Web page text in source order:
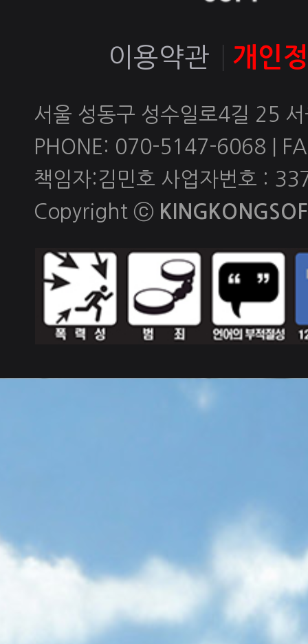
이용약관 개인
서울 성동구 성수일로4길 25
PHONE: 070-5147-6068 |
책임자:김민호 사업자번호 :
Copyright ⓒ